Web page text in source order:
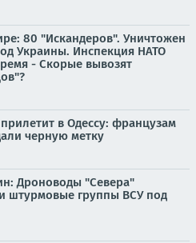
80 "Искандеров". Уничтожен
Украины. Инспекция НАТО
- Скорые вывозят
в Одессу: французам
черную метку
Дроноводы "Севера"
штурмовые группы ВСУ под